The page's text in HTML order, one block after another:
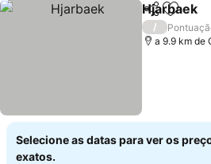
Partilhar
Hjarbaek
/
a 9.9 km de
Selecione as datas para ver os
exatos.